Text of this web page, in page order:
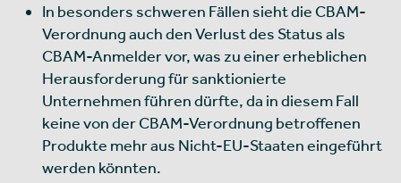
In besonders schweren Fällen sieht die CBAM-
Verordnung auch den Verlust des Status als
CBAM-Anmelder vor, was zu einer erheblichen
Herausforderung für sanktionierte
Unternehmen führen dürfte, da in diesem Fall
keine von der CBAM-Verordnung betroffenen
Produkte mehr aus Nicht-EU-Staaten eingeführt
werden könnten.